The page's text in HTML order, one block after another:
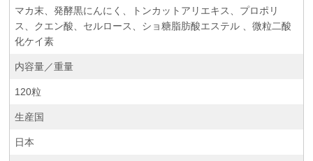
マカ末、発酵黒にんにく、トンカットアリエキス、プロポリ
ス、クエン酸、セルロース、ショ糖脂肪酸エステル 、微粒二酸
化ケイ素
内容量／重量
120粒
生産国
日本